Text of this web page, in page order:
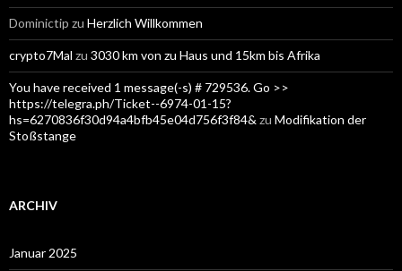
Dominictip zu Herzlich Willkommen
crypto7Mal zu 3030 km von zu Haus und 15km bis Afrika
You have received 1 message(-s) # 729536. Go >>
https://telegra.ph/Ticket--6974-01-15?
hs=6270836f30d94a4bfb45e04d756f3f84& zu Modifikation der
Stoßstange
ARCHIV
Januar 2025